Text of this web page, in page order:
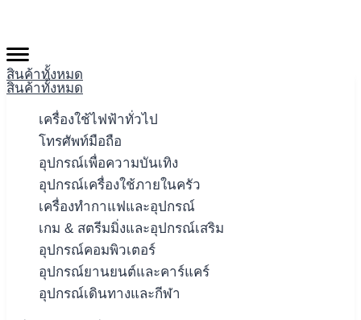
สินค้าทั้งหมด
สินค้าทั้งหมด
เครื่องใช้ไฟฟ้าทั่วไป
โทรศัพท์มือถือ
อุปกรณ์เพื่อความบันเทิง
อุปกรณ์เครื่องใช้ภายในครัว
เครื่องทำกาแฟและอุปกรณ์
เกม & สตรีมมิ่งและอุปกรณ์เสริม
อุปกรณ์คอมพิวเตอร์
อุปกรณ์ยานยนต์และคาร์แคร์
อุปกรณ์เดินทางและกีฬา